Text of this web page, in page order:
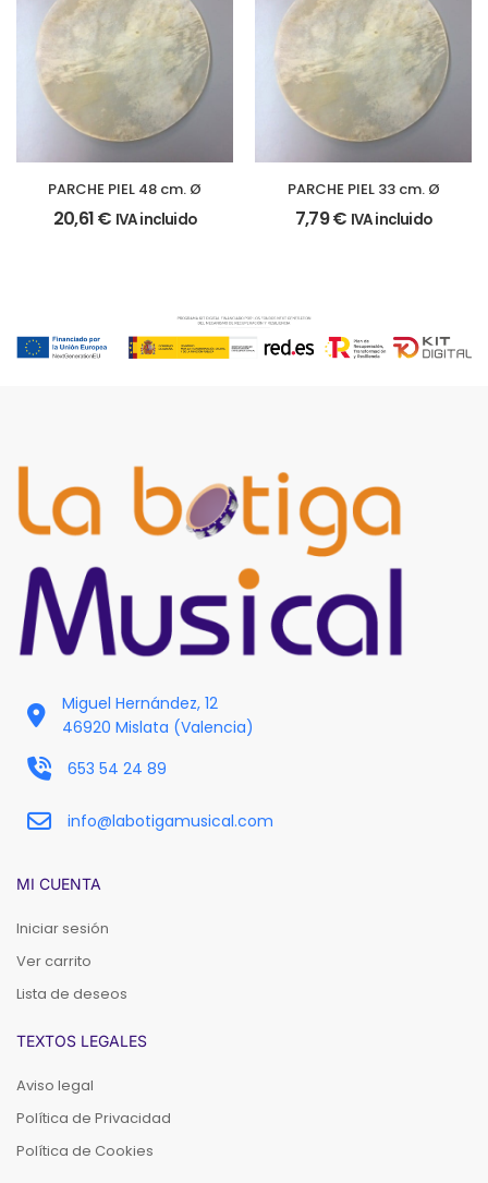
PARCHE PIEL 48 cm. Ø
20,61€ IVA incluido
PARCHE PIEL 33 cm. Ø
7,79€ IVA incluido
Miguel Hernández, 12
46920 Mislata (Valencia)
653 54 24 89
info@labotigamusical.com
MI CUENTA
Iniciar sesión
Ver carrito
Lista de deseos
TEXTOS LEGALES
Aviso legal
Política de Privacidad
Política de Cookies